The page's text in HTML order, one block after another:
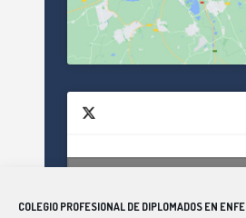
COLEGIO PROFESIONAL DE DIPLOMADOS EN
y permitir este